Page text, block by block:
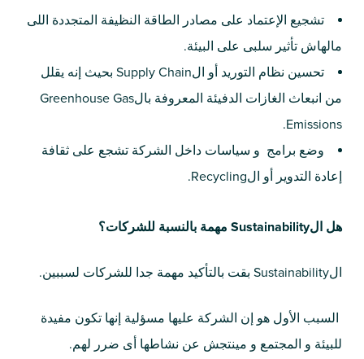
تشجيع الإعتماد على مصادر الطاقة النظيفة المتجددة اللى
مالهاش تأثير سلبى على البيئة.
تحسين نظام التوريد أو الSupply Chain بحيث إنه يقلل
من انبعاث الغازات الدفيئة المعروفة بالGreenhouse Gas
Emissions.
وضع برامج و سياسات داخل الشركة تشجع على ثقافة
إعادة التدوير أو الRecycling.
هل الSustainability مهمة بالنسبة للشركات؟
الSustainability بقت بالتأكيد مهمة جدا للشركات لسببين.
السبب الأول هو إن الشركة عليها مسؤلية إنها تكون مفيدة
للبيئة و المجتمع و مينتجش عن نشاطها أى ضرر لهم.